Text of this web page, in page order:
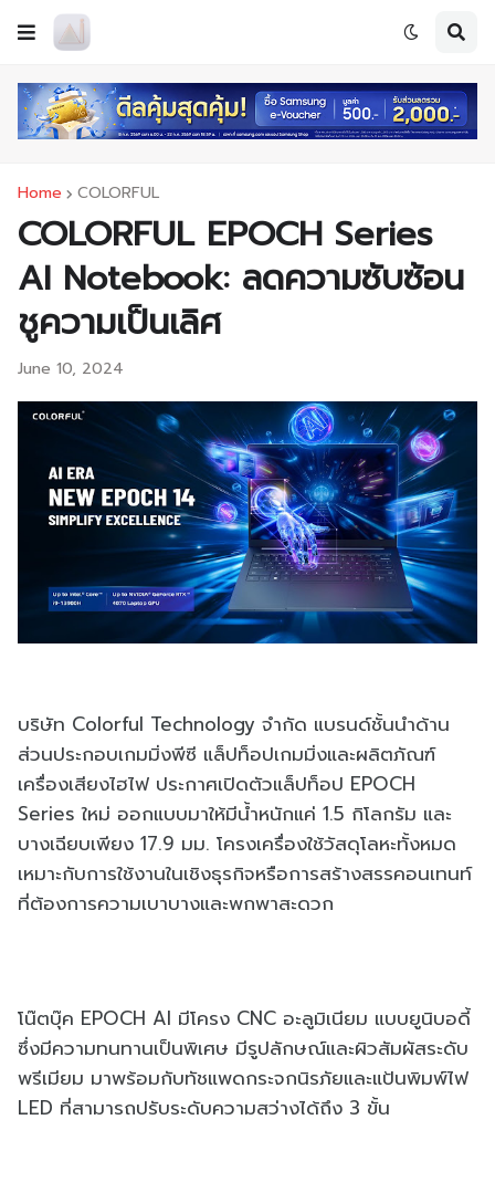
Home COLORFUL
COLORFUL EPOCH Series
AI Notebook: ลดความซับซ้อน
ชูความเป็นเลิศ
June 10, 2024
บริษัท Colorful Technology จำกัด แบรนด์ชั้นนำด้าน
ส่วนประกอบเกมมิ่งพีซี แล็ปท็อปเกมมิ่งและผลิตภัณฑ์
เครื่องเสียงไฮไฟ ประกาศเปิดตัวแล็ปท็อป EPOCH
Series ใหม่ ออกแบบมาให้มีน้ำหนักแค่ 1.5 กิโลกรัม และ
บางเฉียบเพียง 17.9 มม. โครงเครื่องใช้วัสดุโลหะทั้งหมด
เหมาะกับการใช้งานในเชิงธุรกิจหรือการสร้างสรรคอนเทนท์
ที่ต้องการความเบาบางและพกพาสะดวก
โน๊ตบุ๊ค EPOCH AI มีโครง CNC อะลูมิเนียม แบบยูนิบอดี้
ซึ่งมีความทนทานเป็นพิเศษ มีรูปลักษณ์และผิวสัมผัสระดับ
พรีเมียม มาพร้อมกับทัชแพดกระจกนิรภัยและแป้นพิมพ์ไฟ
LED ที่สามารถปรับระดับความสว่างได้ถึง 3 ขั้น